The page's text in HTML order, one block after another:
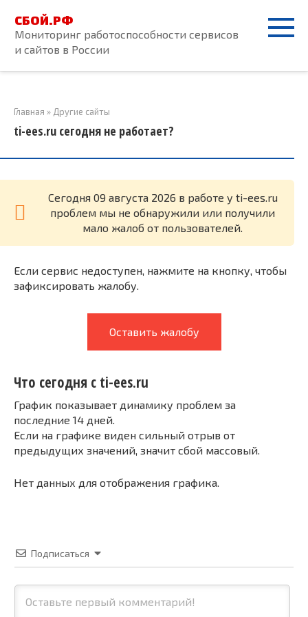
контенту
СБОЙ.РФ
Мониторинг работоспособности сервисов
и сайтов в России
Главная » Другие сайты
ti-ees.ru сегодня не работает?
Cегодня 09 августа 2026 в работе у ti-ees.ru
проблем мы не обнаружили или получили
мало жалоб от пользователей.
Если сервис недоступен, нажмите на кнопку, чтобы
зафиксировать жалобу.
Оставить жалобу
Что сегодня с ti-ees.ru
График показывает динамику проблем за
последние 14 дней.
Если на графике виден сильный отрыв от
предыдущих значений, значит сбой массовый.
Нет данных для отображения графика.
Подписаться